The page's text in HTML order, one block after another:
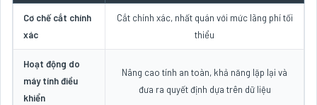
Cơ chế cắt chính
xác
Cắt chính xác, nhất quán với mức lãng phí tối
thiểu
Hoạt động do
máy tính điều
khiển
Nâng cao tính an toàn, khả năng lặp lại và
đưa ra quyết định dựa trên dữ liệu